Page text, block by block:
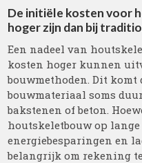
De initiële kosten voor
hoger zijn dan bij
Een nadeel van
kosten hoger kunnen
bouwmethoden. Dit
bouwmateriaal soms
bakstenen of beton.
houtskeletbouw op
energiebesparingen en
belangrijk om rekening